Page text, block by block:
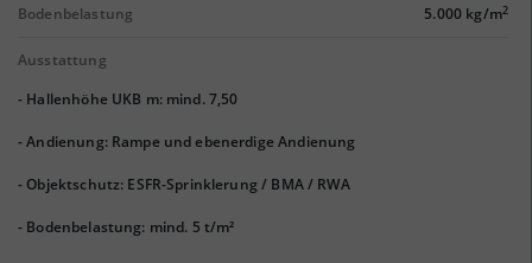
Bodenbelastung 5.000 kg/m2
Ausstattung
- Hallenhöhe UKB m: mind. 7,50
- Andienung: Rampe und ebenerdige Andienung
- Objektschutz: ESFR-Sprinklerung / BMA / RWA
- Bodenbelastung: mind. 5 t/m²